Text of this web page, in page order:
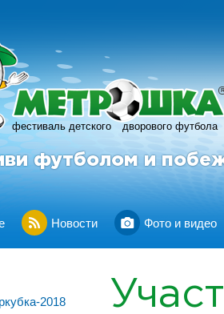
фестиваль детского дворового футбола
R
футболом и
Новости Фото и видео
2018